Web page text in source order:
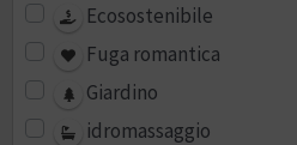
Ecosostenibile
Fuga romantica
Giardino
idromassaggio